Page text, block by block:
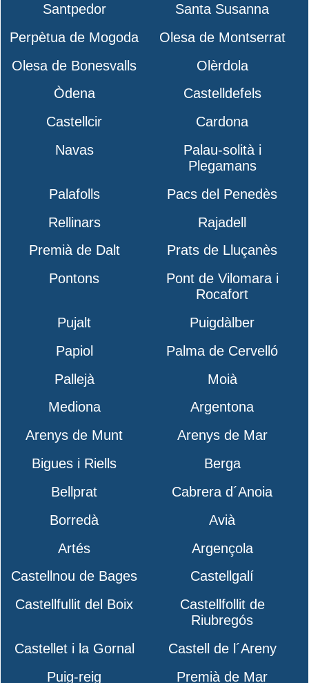
Santpedor
Santa Susanna
Perpètua de Mogoda
Olesa de Montserrat
Olesa de Bonesvalls
Olèrdola
Òdena
Castelldefels
Castellcir
Cardona
Navas
Palau-solità i
Plegamans
Palafolls
Pacs del Penedès
Rellinars
Rajadell
Premià de Dalt
Prats de Lluçanès
Pontons
Pont de Vilomara i
Rocafort
Pujalt
Puigdàlber
Papiol
Palma de Cervelló
Pallejà
Moià
Mediona
Argentona
Arenys de Munt
Arenys de Mar
Bigues i Riells
Berga
Bellprat
Cabrera d´Anoia
Borredà
Avià
Artés
Argençola
Castellnou de Bages
Castellgalí
Castellfullit del Boix
Castellfollit de
Riubregós
Castellet i la Gornal
Castell de l´Areny
Puig-reig
Premià de Mar